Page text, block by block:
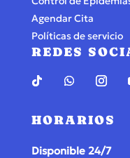
Agendar Cita
Políticas de servicio
REDES
HORARIOS
Disponible 24/7